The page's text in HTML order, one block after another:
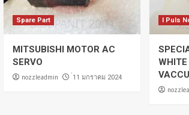
Spare Part
MITSUBISHI MOTOR AC
SERVO
nozzleadmin ่11 มกราคม 2024
I Puls